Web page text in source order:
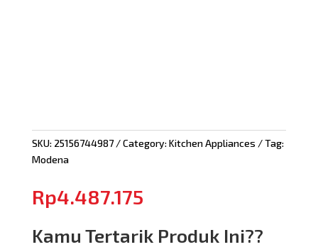
SKU: 25156744987 Category: Kitchen Appliances
Tag:
Modena
Rp4.487.175
Kamu Tertarik Produk Ini??